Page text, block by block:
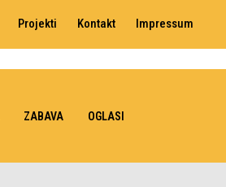
Projekti Kontakt Impressum
ZABAVA OGLASI